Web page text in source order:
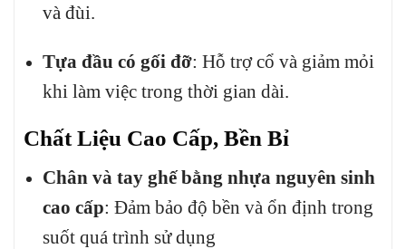
và đùi.
Tựa đầu có gối đỡ: Hỗ trợ cổ và giảm mỏi
khi làm việc trong thời gian dài.
Chất Liệu Cao Cấp, Bền Bỉ
Chân và tay ghế bằng nhựa nguyên sinh
cao cấp: Đảm bảo độ bền và ổn định trong
suốt quá trình sử dụng